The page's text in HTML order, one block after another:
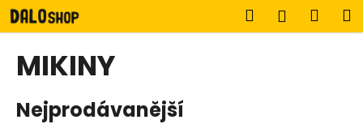
Přejít
na
obsah
Hledat
MIKINY
Nejprodávanější
K
o
o